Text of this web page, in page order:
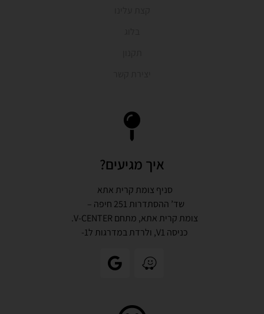
איך מגיעים?
סניף צומת קרית אתא
שד’ ההסתדרות 251 חיפה –
צומת קרית אתא, מתחם V-CENTER.
כניסה V1, ולרדת במדרגות ל1-